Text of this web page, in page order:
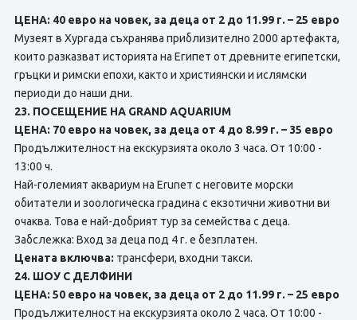
ЦЕНА: 40 евро на човек, за деца от 2 до 11.99 г. – 25 евро
Музеят в Хургада съхранява приблизително 2000 артефакта,
които разказват историята на Египет от древните египетски,
гръцки и римски епохи, както и християнски и ислямски
периоди до наши дни.
23. ПОСЕЩЕНИЕ НА GRAND AQUARIUM
ЦЕНА: 70 евро на човек, за деца от 4 до 8.99 г. – 35 евро
Продължителност на екскурзията около 3 часа. От 10:00 -
13:00 ч.
Най-големият аквариум на Eruneт с неговите морски
обитатели и зоологическа градина с екзотични животни ви
очаква. Това е най-добрият тур за семейства с деца.
Забслежка: Вход за деца под 4 г. е безплатен.
Цената включва: трансфери, входни такси.
24. ШОУ С ДЕЛФИНИ
ЦЕНА: 50 евро на човек, за деца от 2 до 11.99 г. – 25 евро
Продължителност на екскурзията около 2 часа. От 10:00 -